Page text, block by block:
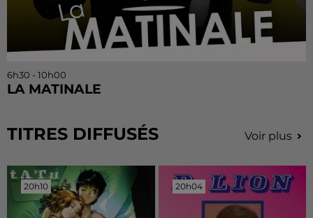
6h30 - 10h00
LA MATINALE
TITRES DIFFUSÉS Voir plus
20h10
20h10 20h04
20h04